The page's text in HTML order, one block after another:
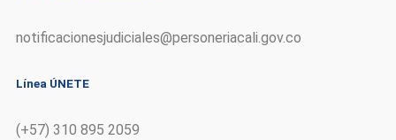
notificacionesjudiciales@personeriacali.gov.co
Línea ÚNETE
(+57) 310 895 2059